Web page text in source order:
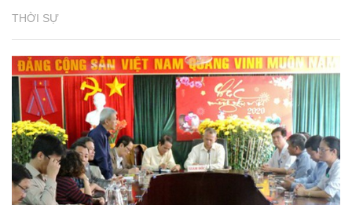
THỜI SỰ